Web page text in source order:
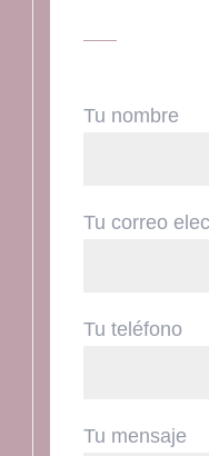
Tu nombre
Tu correo
Tu teléfono
Tu mensaje